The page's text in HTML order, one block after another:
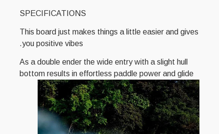
SPECIFICATIONS
This board just makes things a little easier and gives
you positive vibes.
As a double ender the wide entry with a slight hull
bottom results in effortless paddle power and glide